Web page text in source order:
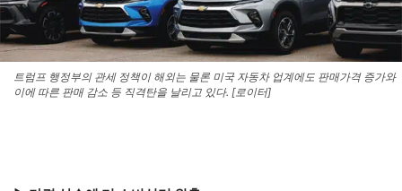
트럼프 행정부의 관세 정책이 해외는 물론 미국 자동차 업계에도 판매가격 증가와
이에 따른 판매 감소 등 직격탄을 날리고 있다. [로이터]